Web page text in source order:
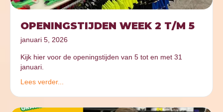
OPENINGSTIJDEN WEEK 2 T/M 5
januari 5, 2026
Kijk hier voor de openingstijden van 5 tot en met 31
januari.
Lees verder...